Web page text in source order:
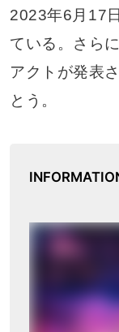
2023年6月17
ている。さら
アクトが発表
とう。